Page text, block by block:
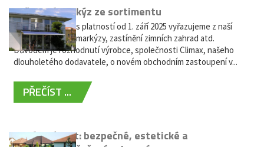
Vyřazení markýz ze sortimentu
Vážení zákazníci, s platností od 1. září 2025 vyřazujeme z naší
nabídky výsuvné markýzy, zastínění zimních zahrad atd.
Důvodem je rozhodnutí výrobce, společnosti Climax, našeho
dlouholetého dodavatele, o novém obchodním zastoupení v...
PŘEČÍST ...
Hliníkový plot: bezpečné, estetické a